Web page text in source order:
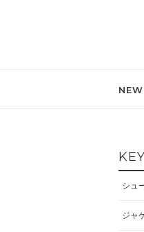
シュ
ジャ